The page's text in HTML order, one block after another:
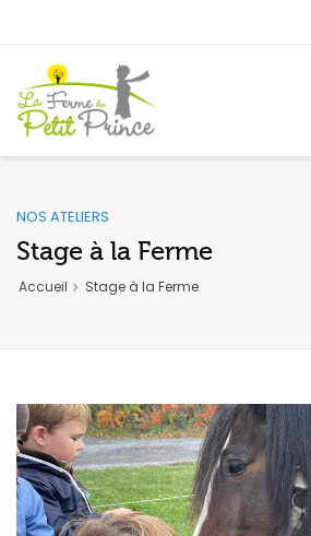
NOS ATELIERS
Stage à la Ferme
Accueil Stage à la Ferme